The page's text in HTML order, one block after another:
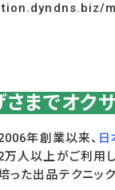
さまでオク
年創業以来、 日
万人以上がご利用
った出品テクニッ